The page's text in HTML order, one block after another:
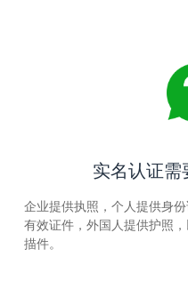
实名认证需
企业提供执照，个人提供身
有效证件，外国人提供护照
描件。